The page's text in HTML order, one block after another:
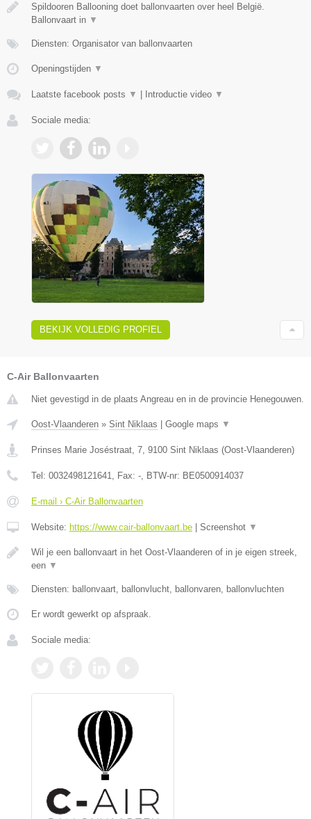
Spildooren Ballooning doet ballonvaarten over heel België.
Ballonvaart in ▼
Diensten: Organisator van ballonvaarten
Openingstijden ▼
Laatste facebook posts ▼ | Introductie video ▼
Sociale media:
BEKIJK VOLLEDIG PROFIEL
C-Air Ballonvaarten
Niet gevestigd in de plaats Angreau en in de provincie Henegouwen.
Oost-Vlaanderen » Sint Niklaas Google maps ▼
Prinses Marie Joséstraat, 7, 9100 Sint Niklaas (Oost-Vlaanderen)
Tel: 0032498121641, Fax: -, BTW-nr: BE0500914037
E-mail › C-Air Ballonvaarten
Website: https://www.cair-ballonvaart.be Screenshot ▼
Wil je een ballonvaart in het Oost-Vlaanderen of in je eigen streek,
een ▼
Diensten: ballonvaart, ballonvlucht, ballonvaren, ballonvluchten
Er wordt gewerkt op afspraak.
Sociale media: